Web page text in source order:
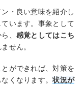
・良い意味を紹介し
います。事象として
、 感覚としてはこち
せん。
ができれば、対策を
くなります。状況が